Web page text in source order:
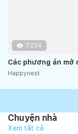
7.254
Các phương án mở
Happynest
Chuyện nhà
Xem tất cả